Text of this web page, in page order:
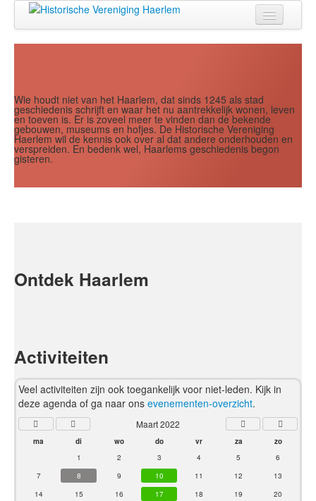
Zien
Lezen
Over ons
Wie houdt niet van het Haarlem, dat sinds 1245 als stad
geschiedenis schrijft en waar het nu aantrekkelijk wonen, leven
en toeven is. Er is zoveel meer te vinden dan de bekende
gebouwen, museums en hofjes. De Historische Vereniging
Haerlem wil de kennis ook over al dat andere onderhouden en
verspreiden. En bedenk wel, Haarlems geschiedenis begon
gisteren.
Ontdek Haarlem
Activiteiten
Veel activiteiten zijn ook toegankelijk voor niet-leden. Kijk in
deze agenda of ga naar ons evenementen-overzicht.
Jaar Maand Jaar
Maand
Maart 2022
ma di wo do vr za
zo
1
2 3 4 5
6
7
8 9 10 11 12
13
14
15 16 17 18 19
20